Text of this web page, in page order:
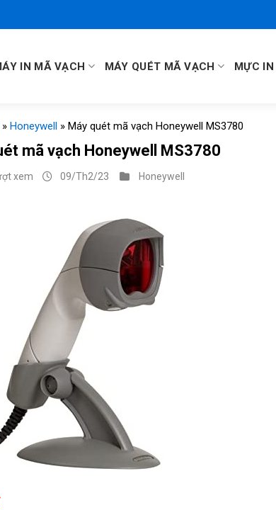
IN MÃ VẠCH MÁY QUÉT MÃ VẠCH MỰC
» Honeywell » Máy quét mã vạch Honeywell MS3780
mã vạch Honeywell MS3780
xem 09/Th2/23 Honeywell